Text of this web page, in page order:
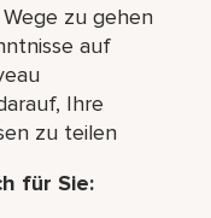
zu gehen
auf
Ihre
zu teilen
für Sie: